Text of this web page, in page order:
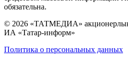
обязательна.
© 2026 «ТАТМЕДИА»
ИА «Татар-информ»
Политика о персональных данных